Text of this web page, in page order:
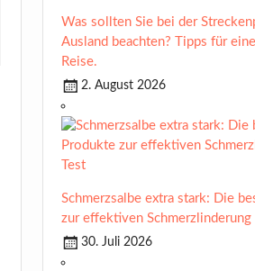
Was sollten Sie bei der
Ausland beachten? Tipps für
Reise.
2. August 2026
Schmerzsalbe extra stark: Die
zur effektiven Schmerzlinderung
30. Juli 2026